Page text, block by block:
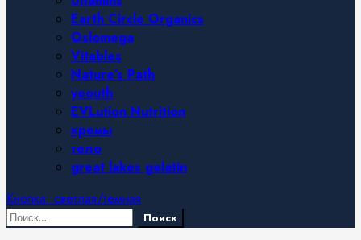
Earth Circle Organics
Oslomega
Vitables
Nature’s Path
yeouth
EVLution Nutrition
кремы
тело
great lakes gelatin
Кнопка: светлая/темная
Найти: